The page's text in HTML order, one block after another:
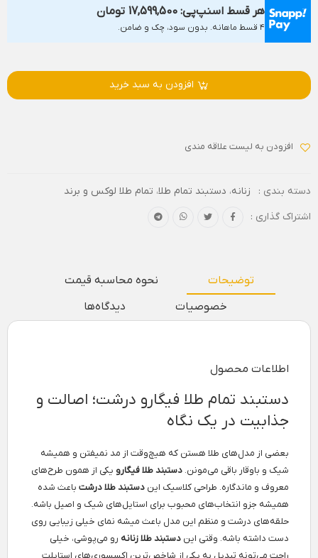
هر قسط اسنپ‌پی: 17,599,500 تومان
۴ قسط ماهانه. بدون سود، چک و ضامن.
افزودن به سبد خرید
افزودن به لیست علاقه مندی
دسته بندی : زنانه، دستبند تمام طلا، تمام طلا لوکس و برند
اشتراک گذاری :
توضیحات
نحوه محاسبه قیمت
خصوصیات
دیدگاه‌ها
اطلاعات محصول
دستبند تمام طلا فیگارو درشت؛ اصالت و
جذابیت در یک نگاه
بعضی از مدل‌های طلا هستن که هیچ‌وقت از مد نمیفتن و همیشه
شیک و باوقار باقی می‌مونن. دستبند طلا فیگارو یکی از همون طرح‌های
معروف و ماندگاره. طراحی کلاسیک این دستبند طلا درشت باعث شده
همیشه جزو انتخاب‌های محبوب برای استایل‌های شیک و اصیل باشه.
حلقه‌های درشت و منظم این مدل باعث میشه نمای خیلی زیبایی روی
دست داشته باشه. وقتی این دستبند طلا زنانه رو می‌پوشی، خیلی
راحت می‌تونه تبدیل به یکی از شاخص‌ترین اکسسوری‌های استایلت